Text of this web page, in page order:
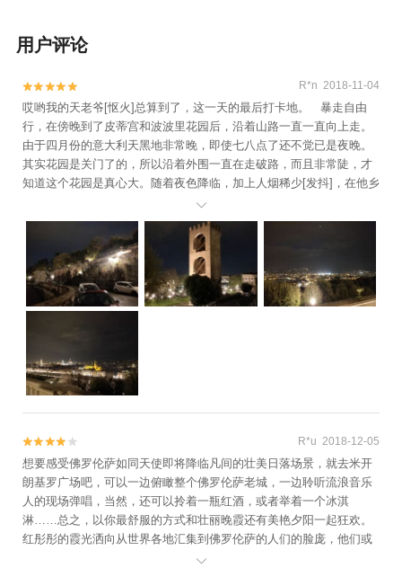
用户评论

 R*n 2018-11-04
哎哟我的天老爷[怄火]总算到了，这一天的最后打卡地。 暴走自由
行，在傍晚到了皮蒂宫和波波里花园后，沿着山路一直一直向上走。
由于四月份的意大利天黑地非常晚，即使七八点了还不觉已是夜晚。
其实花园是关门了的，所以沿着外围一直在走破路，而且非常陡，才
知道这个花园是真心大。随着夜色降临，加上人烟稀少[发抖]，在他乡
行走不免有点慌张。还好是结伴出行，互相加油打气下终于凭着双脚
徒步到了这个广场。 夜间的广场别有一番滋味。这是最可以俯瞰整
个佛罗伦萨的高处，广场中央屹立着佛罗伦萨三座大卫像之一。来这
之前没做够攻略，真没想到第三座大卫竟是在如此高的山顶上⛰，当
然，也是观看城市全景的阳台。 青铜制成的大卫在夜灯下熠熠生辉
✨，四周有四个美帝齐小教堂的青铜雕塑，可以听一听关于这四个雕
塑的解说。记得这里有一辆公交车可以下山，但我们凭着惊人的毅力


 R*u 2018-12-05
想要感受佛罗伦萨如同天使即将降临凡间的壮美日落场景，就去米开
朗基罗广场吧，可以一边俯瞰整个佛罗伦萨老城，一边聆听流浪音乐
人的现场弹唱，当然，还可以拎着一瓶红酒，或者举着一个冰淇
淋……总之，以你最舒服的方式和壮丽晚霞还有美艳夕阳一起狂欢。
红彤彤的霞光洒向从世界各地汇集到佛罗伦萨的人们的脸庞，他们或
依偎相拥，或深情热吻，或独自发呆，或极目远眺，尽情地享受着亚
